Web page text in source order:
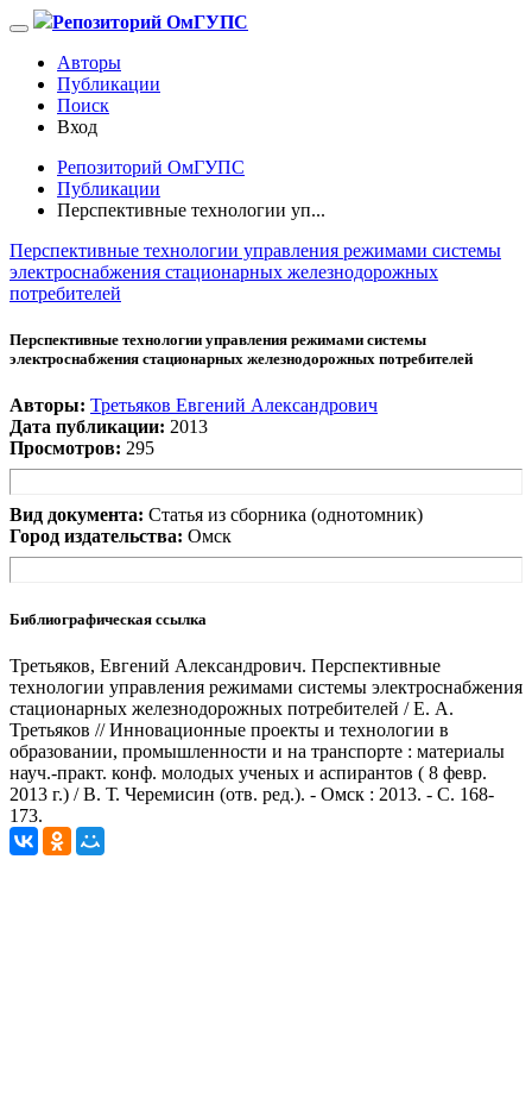
Репозиторий ОмГУПС
Авторы
Публикации
Поиск
Вход
Репозиторий ОмГУПС
Публикации
Перспективные технологии уп...
Перспективные технологии управления режимами системы
электроснабжения стационарных железнодорожных
потребителей
Перспективные технологии управления режимами системы
электроснабжения стационарных железнодорожных потребителей
Авторы: Третьяков Евгений Александрович
Дата публикации: 2013
Просмотров: 295
Вид документа: Статья из сборника (однотомник)
Город издательства: Омск
Библиографическая ссылка
Третьяков, Евгений Александрович. Перспективные
технологии управления режимами системы электроснабжения
стационарных железнодорожных потребителей / Е. А.
Третьяков // Инновационные проекты и технологии в
образовании, промышленности и на транспорте : материалы
науч.-практ. конф. молодых ученых и аспирантов ( 8 февр.
2013 г.) / В. Т. Черемисин (отв. ред.). - Омск : 2013. - С. 168-
173.